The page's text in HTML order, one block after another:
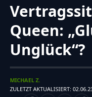
Queen:
Unglück“?
ZULETZT AKTUALISIERT:
MICHAEL Z.